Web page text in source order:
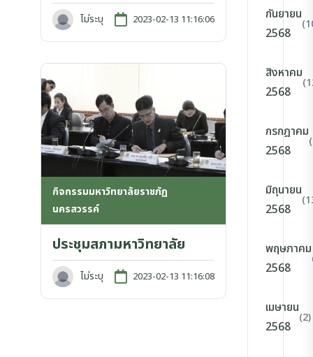
ไม่ระบุ 2023-02-13 11:16:06
กิจกรรมมหาวิทยาลัยราชภัฏ
นครสวรรค์
ประชุมสภามหาวิทยาลัย
ไม่ระบุ 2023-02-13 11:16:08
กันยายน
2568
สิงหาคม
2568
กรกฎาคม
2568
มิถุนายน
2568
พฤษภาคม
2568
เมษายน
2568
(2)